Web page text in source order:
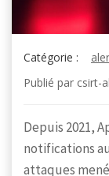
Catégorie :
Publié par csirt-
Depuis 2021,
notifications
attaques